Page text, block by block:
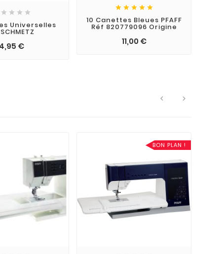
   
Universelles
€
    
10 Canettes Bleues PFAFF
Réf 820779096 Origine
11,00 €
 
BON PLAN !